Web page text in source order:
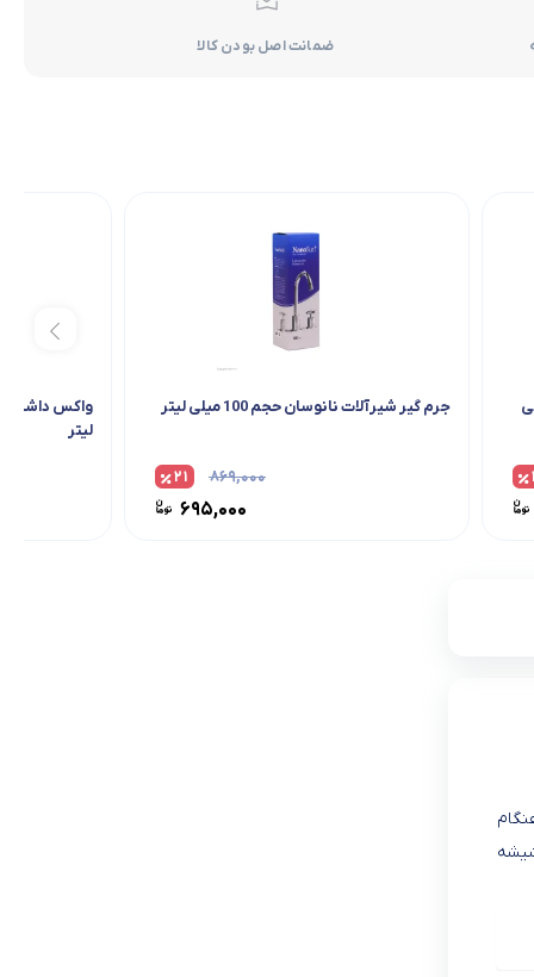
ضمانت اصل بودن کالا
300 میلی جرم گیر شیرآلات نانوسان حجم 100 میلی لیتر
۸۶۹,۰۰۰
۶۹۵,۰۰۰
۲۱
لیتر